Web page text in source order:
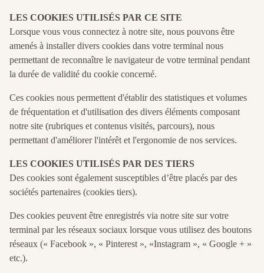
LES COOKIES UTILISÉS PAR CE SITE
Lorsque vous vous connectez à notre site, nous pouvons être
amenés à installer divers cookies dans votre terminal nous
permettant de reconnaître le navigateur de votre terminal pendant
la durée de validité du cookie concerné.
Ces cookies nous permettent d'établir des statistiques et volumes
de fréquentation et d'utilisation des divers éléments composant
notre site (rubriques et contenus visités, parcours), nous
permettant d'améliorer l'intérêt et l'ergonomie de nos services.
LES COOKIES UTILISÉS PAR DES TIERS
Des cookies sont également susceptibles d’être placés par des
sociétés partenaires (cookies tiers).
Des cookies peuvent être enregistrés via notre site sur votre
terminal par les réseaux sociaux lorsque vous utilisez des boutons
réseaux (« Facebook », « Pinterest », «Instagram », « Google + »
etc.).